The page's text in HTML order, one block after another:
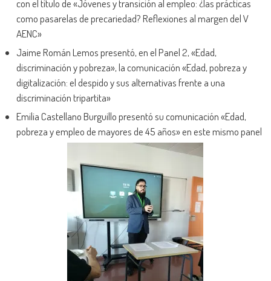
con el título de «Jóvenes y transición al empleo: ¿las prácticas
como pasarelas de precariedad? Reflexiones al margen del V
AENC»
Jaime Román Lemos presentó, en el Panel 2, «Edad,
discriminación y pobreza», la comunicación «Edad, pobreza y
digitalización: el despido y sus alternativas frente a una
discriminación tripartita»
Emilia Castellano Burguillo presentó su comunicación «Edad,
pobreza y empleo de mayores de 45 años» en este mismo panel